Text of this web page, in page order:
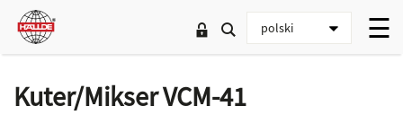
Kuter/Mikser VCM-41